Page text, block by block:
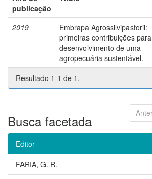
publicação
2019
Embrapa Agrossilvipastoril:
primeiras contribuições
desenvolvimento de uma
agropecuária sustentável.
Resultado 1-1 de 1.
Busca facetada
Editor
FARIA, G. R.